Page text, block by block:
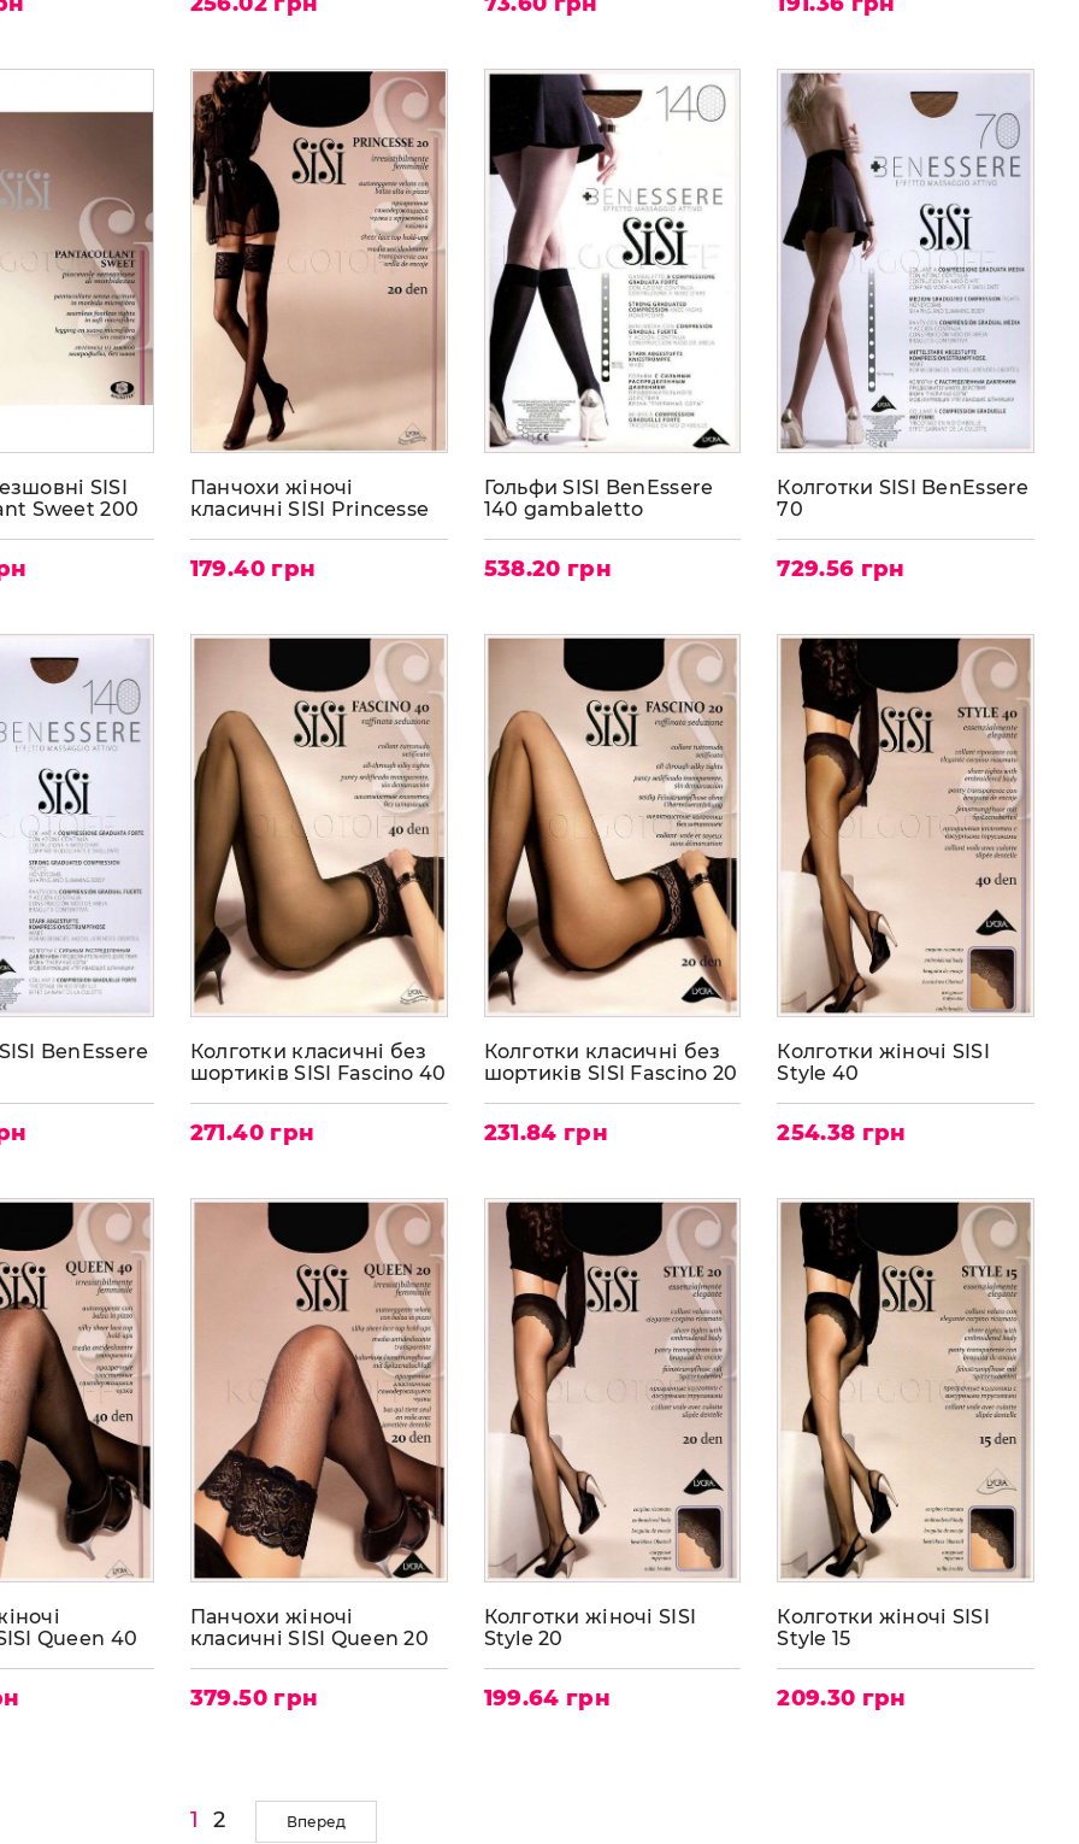
SISI
Sweet 200
Панчохи жіночі
класичні SISI Princesse
179.40 грн
Гольфи SISI BenEssere
140 gambaletto
538.20 грн
Колготки SISI BenEssere
70
729.56 грн
BenEssere
Колготки класичні без
шортиків SISI Fascino 40
271.40 грн
Колготки класичні без
шортиків SISI Fascino 20
231.84 грн
Колготки жіночі SISI
Style 40
254.38 грн
Queen 40
Панчохи жіночі
класичні SISI Queen 20
379.50 грн
Колготки жіночі SISI
Style 20
199.64 грн
Колготки жіночі SISI
Style 15
209.30 грн
1 2 Вперед